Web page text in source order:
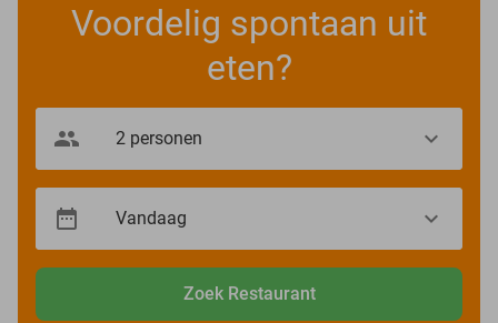
Voordelig spontaan uit
eten?
Zoek Restaurant